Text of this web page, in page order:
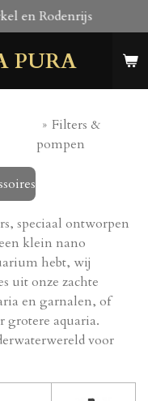
PURA
en Rodenrijs
» Filters &
pompen
speciaal ontworpen
klein nano
hebt, wij
uit onze zachte
en garnalen, of
grotere aquaria.
voor